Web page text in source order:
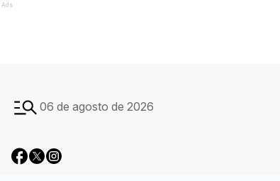
Ads
06 de agosto de 2026